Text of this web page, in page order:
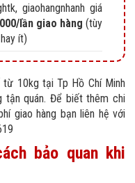
giaohangnhanh giá
lần giao hàng (tùy
ít)
10kg tại Tp Hồ Chí Minh
tận quán. Để biết thêm chi
giao hàng bạn liên hệ với
bảo quan khi